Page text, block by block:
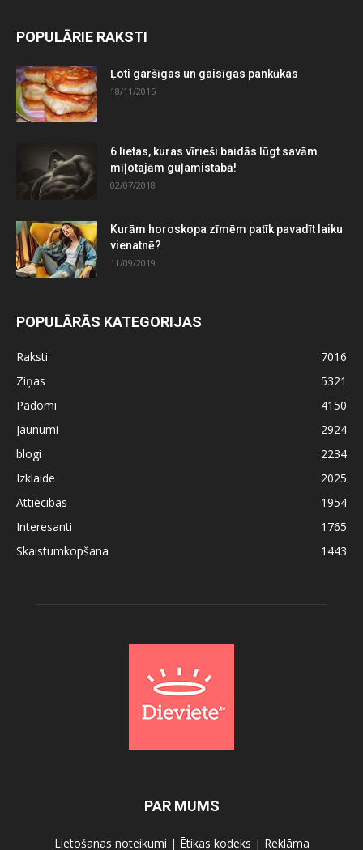
POPULĀRIE RAKSTI
Ļoti garšīgas un gaisīgas pankūkas
18/11/2015
6 lietas, kuras vīrieši baidās lūgt savām
mīļotajām guļamistabā!
02/07/2018
Kurām horoskopa zīmēm patīk pavadīt laiku
vienatnē?
11/09/2019
POPULĀRĀS KATEGORIJAS
Raksti
7016
Ziņas
5321
Padomi
4150
Jaunumi
2924
blogi
2234
Izklaide
2025
Attiecības
1954
Interesanti
1765
Skaistumkopšana
1443
PAR MUMS
Lietošanas noteikumi | Ētikas kodeks | Reklāma